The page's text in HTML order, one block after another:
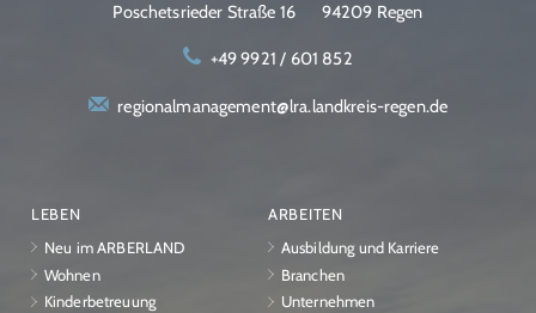
Poschetsrieder Straße 16
94209 Regen
+49 9921 / 601 852
regionalmanagement@lra.landkreis-regen.de
LEBEN
Neu im ARBERLAND
Wohnen
Kinderbetreuung
ARBEITEN
Ausbildung und Karriere
Branchen
Unternehmen